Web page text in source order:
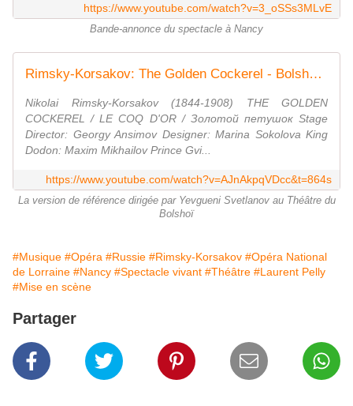
https://www.youtube.com/watch?v=3_oSSs3MLvE
Bande-annonce du spectacle à Nancy
Rimsky-Korsakov: The Golden Cockerel - Bolshoi Theatre/Svetlanov (1989)
Nikolai Rimsky-Korsakov (1844-1908) THE GOLDEN
COCKEREL / LE COQ D'OR / Золотой петушок Stage
Director: Georgy Ansimov Designer: Marina Sokolova King
Dodon: Maxim Mikhailov Prince Gvi...
https://www.youtube.com/watch?v=AJnAkpqVDcc&t=864s
La version de référence dirigée par Yevgueni Svetlanov au Théâtre du
Bolshoï
#Musique #Opéra #Russie #Rimsky-Korsakov #Opéra National
de Lorraine #Nancy #Spectacle vivant #Théâtre #Laurent Pelly
#Mise en scène
Partager